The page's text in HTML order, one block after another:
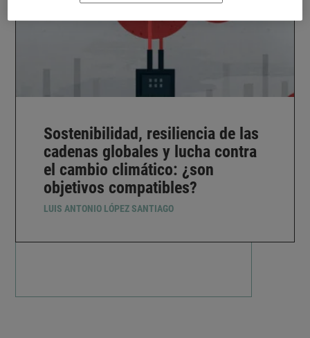
Sostenibilidad, resiliencia de las
cadenas globales y lucha contra
el cambio climático: ¿son
objetivos compatibles?
LUIS ANTONIO LÓPEZ SANTIAGO